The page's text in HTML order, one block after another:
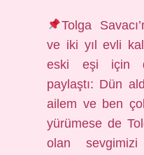
Tolga
ve iki yıl evli
eski eşi için
paylaştı: Dün
ailem ve ben
yürümese de
olan